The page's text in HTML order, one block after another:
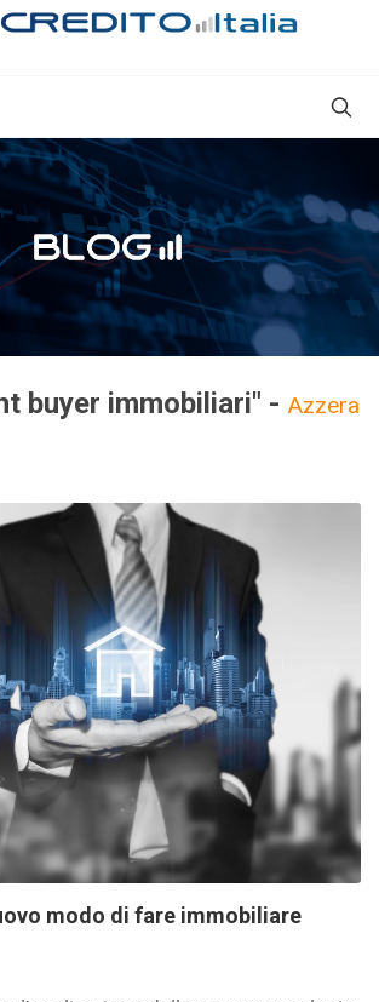
buyer immobiliari" - Azzera
modo di fare immobiliare